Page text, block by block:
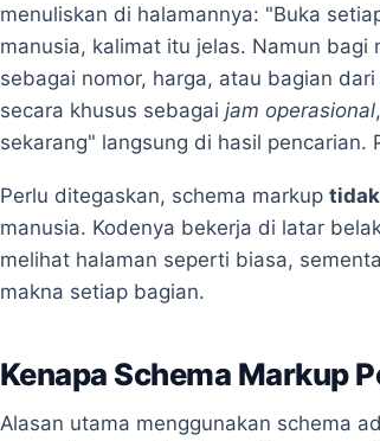
menuliskan di halamannya: "Buka
manusia, kalimat itu jelas. Namun
sebagai nomor, harga, atau bagian
secara khusus sebagai jam operasional
sekarang" langsung di hasil
Perlu ditegaskan, schema markup
manusia. Kodenya bekerja di latar
melihat halaman seperti biasa,
makna setiap bagian.
Kenapa Schema Markup
Alasan utama menggunakan schema